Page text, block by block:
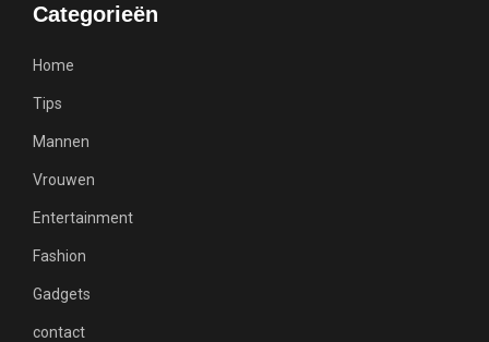
Categorieën
Home
Tips
Mannen
Vrouwen
Entertainment
Fashion
Gadgets
contact